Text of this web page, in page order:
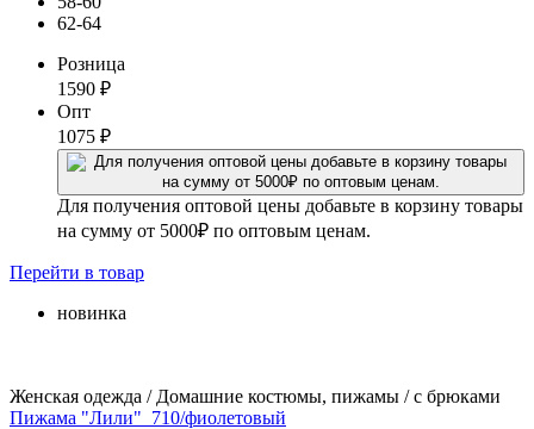
62-64
Розница
1590 ₽
Опт
1075 ₽
Для получения оптовой цены добавьте в корзину товары
на сумму от 5000₽ по оптовым ценам.
Перейти в товар
новинка
Женская одежда / Домашние костюмы, пижамы / с брюками
Пижама "Лили"_710/фиолетовый